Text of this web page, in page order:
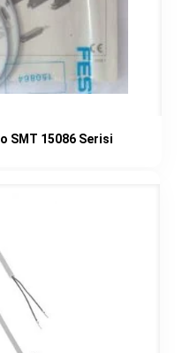
SMT 15086 Serisi